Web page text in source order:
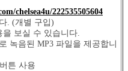
chelsea4u/222535505604
. (개별 구입)
을 보실 수 있습니다.
녹음된 MP3 파일을 제공합니
튼 사용